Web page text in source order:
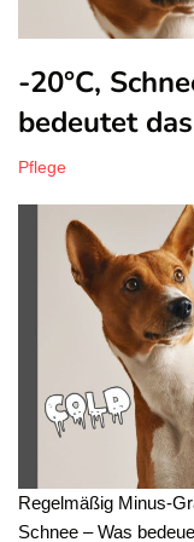
-20°C,
bedeutet
Pflege
Regelmäßig Minus-
Schnee – Was